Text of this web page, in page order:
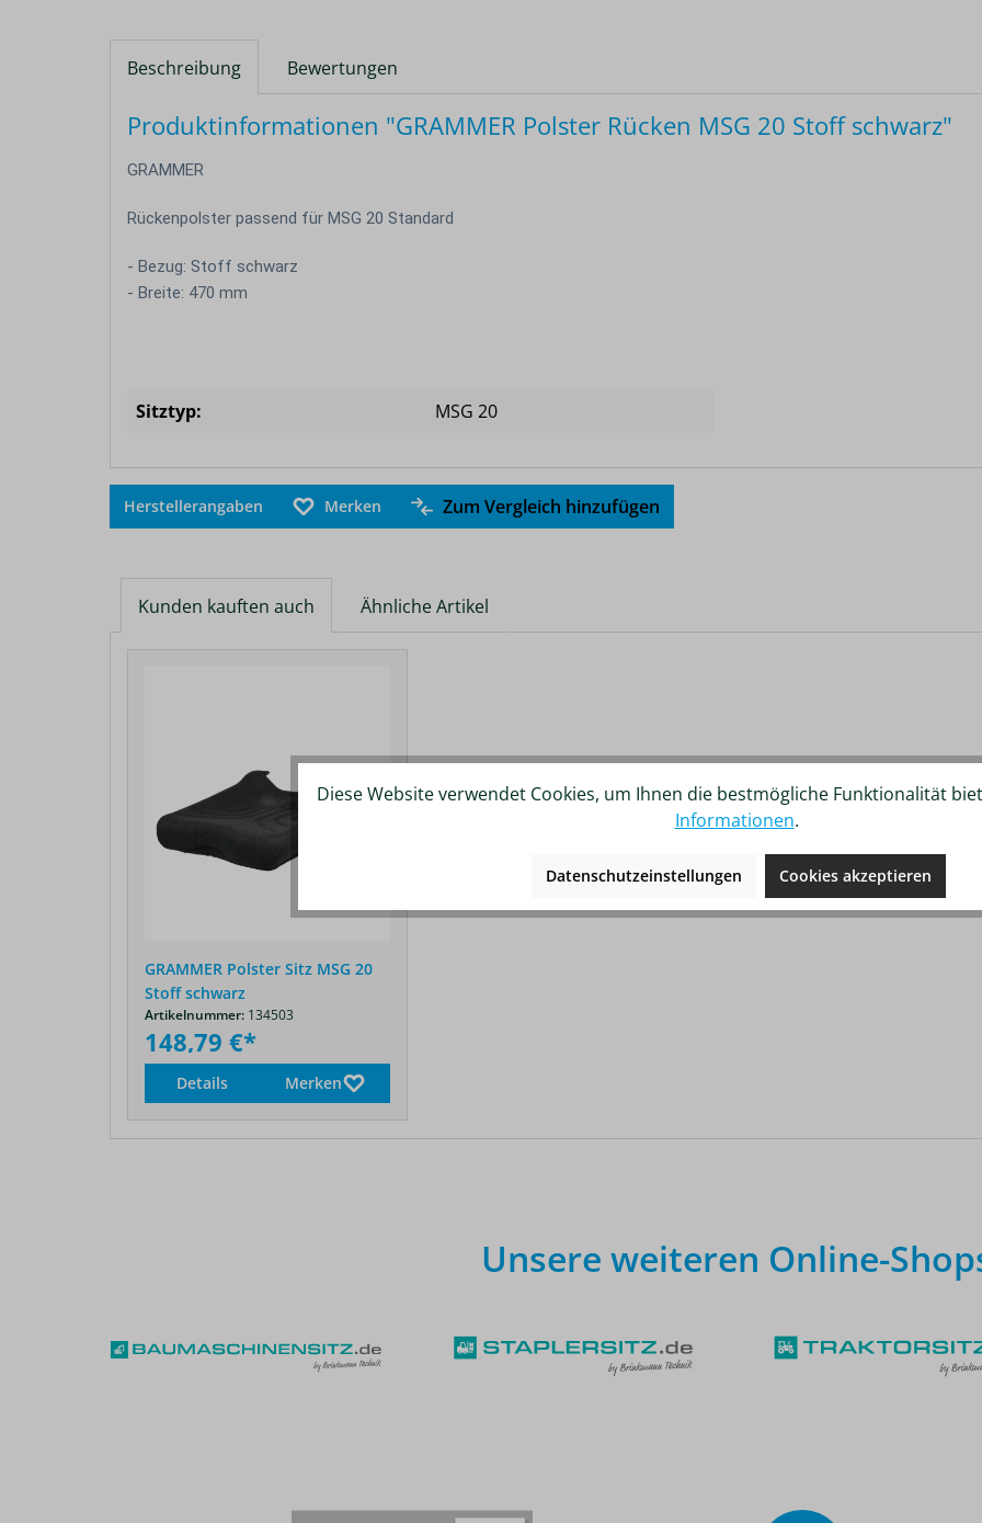
Beschreibung Bewertungen
Produktinformationen "GRAMMER Polster Rücken MSG 20 Stoff schwarz"
GRAMMER
Rückenpolster passend für MSG 20 Standard
- Bezug: Stoff schwarz
- Breite: 470 mm
Sitztyp: MSG 20
Herstellerangaben Merken Zum Vergleich hinzufügen
Kunden kauften auch Ähnliche Artikel
GRAMMER Polster Sitz MSG 20
Stoff schwarz
Artikelnummer: 134503
148,79 €*
Details Merken
Unsere weiteren Online-
Diese Website verwendet Cookies, um Ihnen die bestmögliche Funktionalität
Informationen.
Datenschutzeinstellungen Cookies akzeptieren